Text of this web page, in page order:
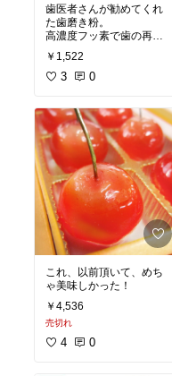
歯医者さんが勧めてくれ
た歯磨き粉。
高濃度フッ素で歯の再石
灰効果を促進！
￥1,522
3 0
これ、以前頂いて、めち
ゃ美味しかった！
￥4,536
売切れ
4 0